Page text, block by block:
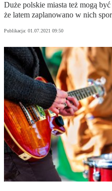
Duże polskie miasta też mogą
że latem zaplanowano w nich
Publikacja: 01.07.2021 09:50